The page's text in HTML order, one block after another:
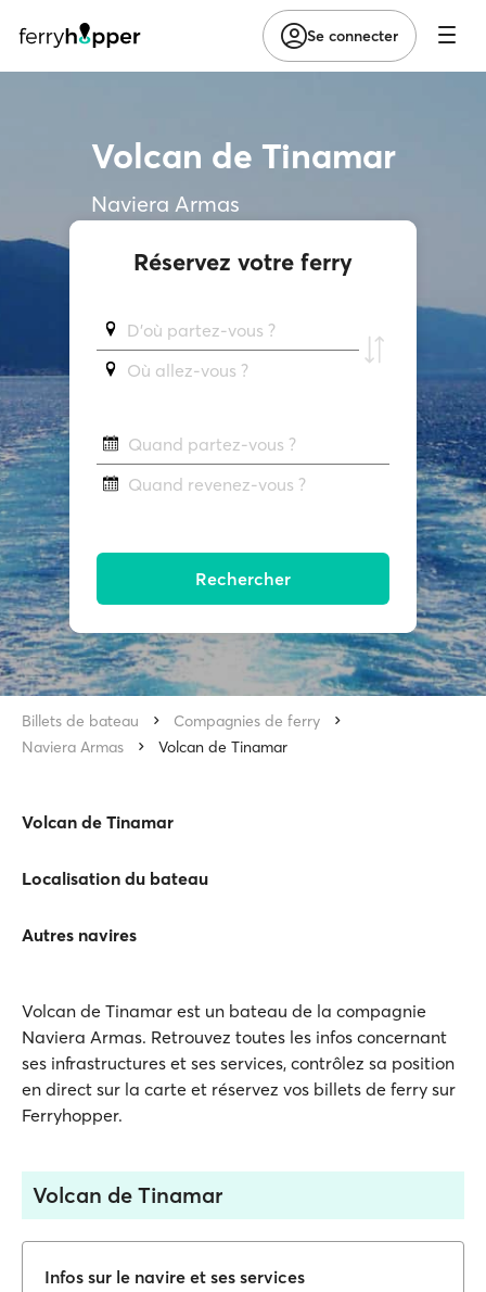
Se connecter
Volcan de Tinamar
Naviera Armas
Réservez votre ferry
D'où partez-vous ?
Où allez-vous ?
Quand partez-vous ?
Quand revenez-vous ?
Rechercher
Billets de bateau
Compagnies de ferry
Naviera Armas
Volcan de Tinamar
Volcan de Tinamar
Localisation du bateau
Autres navires
Volcan de Tinamar est un bateau de la compagnie
Naviera Armas. Retrouvez toutes les infos concernant
ses infrastructures et ses services, contrôlez sa position
en direct sur la carte et réservez vos billets de ferry sur
Ferryhopper.
Volcan de Tinamar
Infos sur le navire et ses services